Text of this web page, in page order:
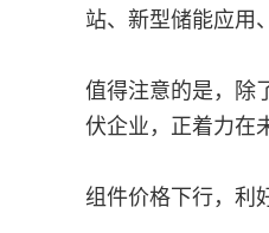
站、新型储能应用
值得注意的是，除
伏企业，正着力在
组件价格下行，利